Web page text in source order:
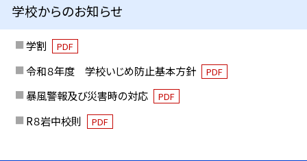
学校からのお知らせ
学割 PDF
令和８年度 学校いじめ防止基本方針 PDF
暴風警報及び災害時の対応 PDF
R８岩中校則 PDF